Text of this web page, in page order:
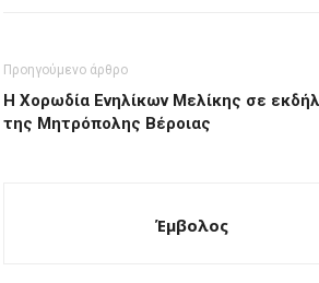
Προηγούμενο άρθρο
Η Χορωδία Ενηλίκων Μελίκης σε
της Μητρόπολης Βέροιας
Έμβολος